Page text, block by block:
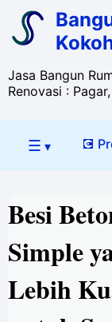
Jasa Bangun
Renovasi :
☰ ▾ 💽
Besi
Simple
Lebih